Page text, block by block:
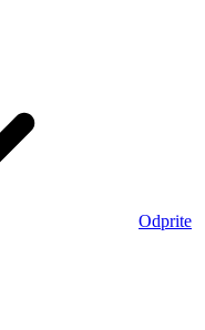
Odprite